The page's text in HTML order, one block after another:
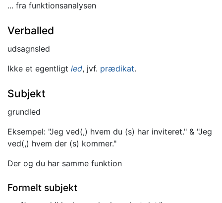
... fra funktionsanalysen
Verballed
udsagnsled
Ikke et egentligt led, jvf. prædikat.
Subjekt
grundled
Eksempel: "Jeg ved(,) hvem du (s) har inviteret." & "Jeg
ved(,) hvem der (s) kommer."
Der og du har samme funktion
Formelt subjekt